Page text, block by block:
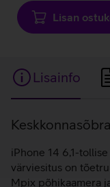
Lisan
Lisainfo
Lisainfo
iPhone 14 6,1-
värviesitus on
Mpix põhikaamera